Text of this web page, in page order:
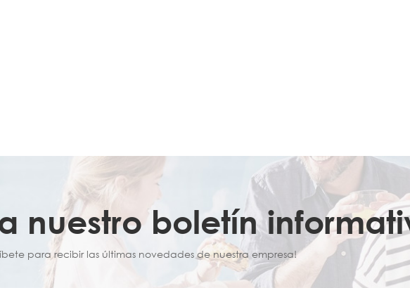
nuestro boletín
para recibir las últimas novedades de nuestra empresa!